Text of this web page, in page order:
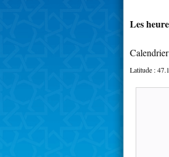
Les
Latitude :